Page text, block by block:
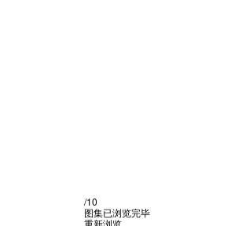
/10
图集已浏览完毕
重新浏览